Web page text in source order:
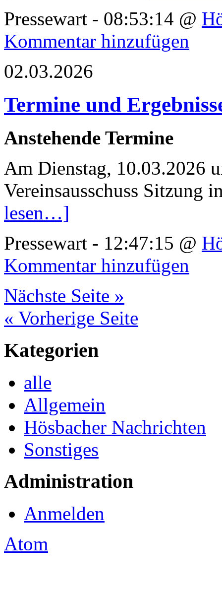
Pressewart - 08:53:14 @
Kommentar hinzufügen
02.03.2026
Termine und
Anstehende Termine
Am Dienstag, 10.03.2026
Vereinsausschuss Sitzung
lesen…]
Pressewart - 12:47:15 @
Kommentar hinzufügen
Nächste Seite »
« Vorherige Seite
Kategorien
alle
Allgemein
Hösbacher Nachrichten
Sonstiges
Administration
Anmelden
Atom